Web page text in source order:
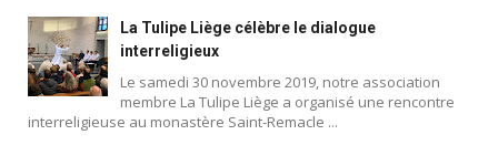
La Tulipe Liège célèbre le dialogue
interreligieux
Le samedi 30 novembre 2019, notre association
membre La Tulipe Liège a organisé une rencontre
interreligieuse au monastère Saint-Remacle ...